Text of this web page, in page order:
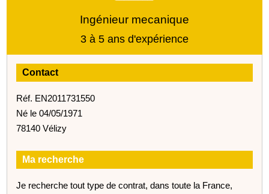
Ingénieur mecanique
3 à 5 ans d'expérience
Contact
Réf. EN2011731550
Né le 04/05/1971
78140 Vélizy
Ma recherche
Je recherche tout type de contrat, dans toute la France,